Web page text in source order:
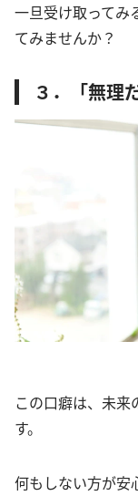
一旦受け取ってみ
てみませんか？
３．「無理
この口癖は、未
す。
何もしない方が安